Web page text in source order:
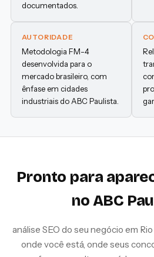
documentados.
AUTORIDADE
Metodologia FM-4
desenvolvida para o
mercado brasileiro, com
ênfase em cidades
industriais do ABC Paulista.
Pronto para
no ABC
análise SEO do seu negócio em
onde você está, onde seus